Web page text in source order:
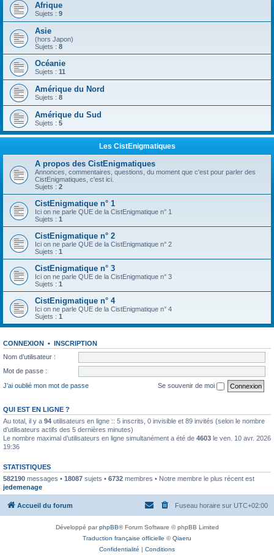
Afrique
Sujets : 9
Asie
(hors Japon)
Sujets : 8
Océanie
Sujets : 11
Amérique du Nord
Sujets : 8
Amérique du Sud
Sujets : 5
Les CistEnigmatiques
A propos des CistEnigmatiques
Annonces, commentaires, questions, du moment que c'est pour parler des
CistEnigmatiques, c'est ici.
Sujets : 2
CistEnigmatique n° 1
Ici on ne parle QUE de la CistEnigmatique n° 1
Sujets : 1
CistEnigmatique n° 2
Ici on ne parle QUE de la CistEnigmatique n° 2
Sujets : 1
CistEnigmatique n° 3
Ici on ne parle QUE de la CistEnigmatique n° 3
Sujets : 1
CistEnigmatique n° 4
Ici on ne parle QUE de la CistEnigmatique n° 4
Sujets : 1
CONNEXION • INSCRIPTION
Nom d’utilisateur :
Mot de passe :
J’ai oublié mon mot de passe
Se souvenir de moi
QUI EST EN LIGNE ?
Au total, il y a 94 utilisateurs en ligne :: 5 inscrits, 0 invisible et 89 invités (selon le nombre
d’utilisateurs actifs des 5 dernières minutes)
Le nombre maximal d’utilisateurs en ligne simultanément a été de 4603 le ven. 10 avr. 2026
19:36
STATISTIQUES
582190 messages • 18087 sujets • 6732 membres • Notre membre le plus récent est
jedemenage
Accueil du forum Fuseau horaire sur UTC+02:00
Développé parphpBB® Forum Software © phpBB Limited
Traduction française officielle ©Qiaeru
Confidentialité | Conditions